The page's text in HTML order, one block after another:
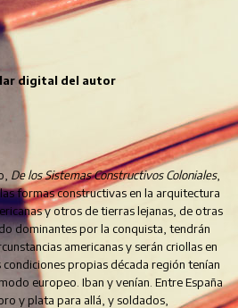
digital del autor
De los Sistemas Constructivos Coloniales,
formas constructivas en la arquitectura
y otros de tierras lejanas, de otras
dominantes por la conquista, tendrán
americanas y serán criollas en
condiciones propias década región tenían
europeo. Iban y venían. Entre España
y plata para allá, y soldados,